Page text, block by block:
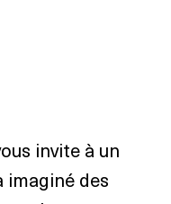
invite à un
des